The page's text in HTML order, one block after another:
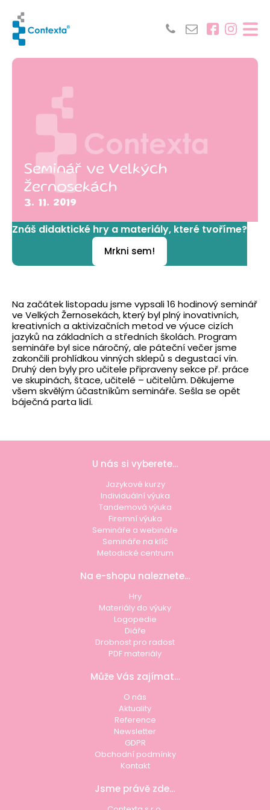
Seminář ve Velkých
Žernosekách
3. 11. 2019
Znáš didaktické hry a materiály, které tvoříme?
Mrkni sem!
Na začátek listopadu jsme vypsali 16 hodinový seminář
ve Velkých Žernosekách, který byl plný inovativních,
kreativních a aktivizačních metod ve výuce cizích
jazyků na základních a středních školách. Program
semináře byl sice náročný, ale páteční večer jsme
zakončili prohlídkou vinných sklepů s degustací vín.
Druhý den byly pro učitele připraveny sekce př. práce
ve skupinách, štace, učitelé – učitelům. Děkujeme
všem skvělým účastníkům semináře. Sešla se opět
báječná parta lidí.
U nás si vyberete…
Jazykové kurzy
Individuální výuka
Tandemová výuka
Firemní výuka
Semináře a webináře
Semináře na klíč
Metodické centrum
Na e-shopu naleznete…
Hry
Materiály do výuky
Logopedie
Diáře
Drobnost pro radost
PDF materiály
Může Vás zajímat…
O nás
Aktuality
Reference
Newsletter
GDPR
Obchodní podmínky
Kontakt
Jsme právě zde…